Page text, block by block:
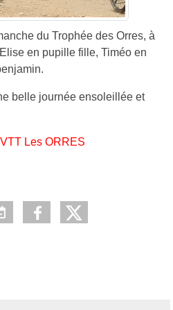
du Trophée des Orres, à
en pupille fille, Timéo en
belle journée ensoleillée et
Les ORRES